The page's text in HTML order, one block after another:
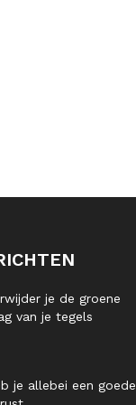
je de groene
van je tegels
je allebei een goede